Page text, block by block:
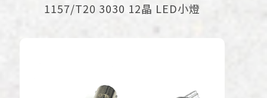
1157/T20 3030 12晶 LED小燈